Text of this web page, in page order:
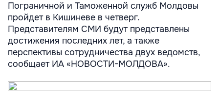
Пограничной и Таможенной служб Молдовы
пройдет в Кишиневе в четверг.
Представителям СМИ будут представлены
достижения последних лет, а также
перспективы сотрудничества двух ведомств,
сообщает ИА «НОВОСТИ-МОЛДОВА».